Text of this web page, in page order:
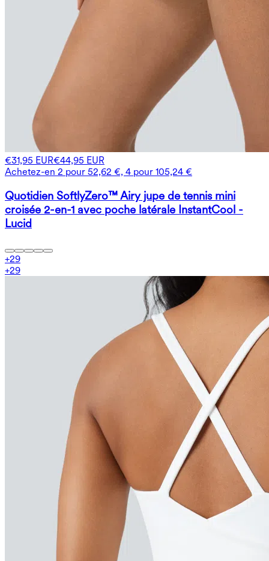
€31,95 EUR€44,95 EUR
Achetez-en 2 pour 52,62 €, 4 pour 105,24 €
Quotidien SoftlyZero™ Airy jupe de tennis mini
croisée 2-en-1 avec poche latérale InstantCool -
Lucid
+29
+29